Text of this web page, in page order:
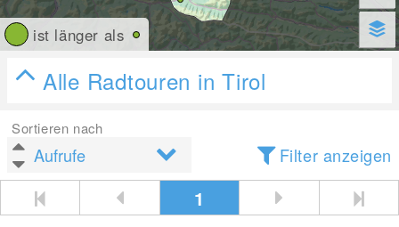
ist länger als
Alle Radtouren in Tirol
Sortieren nach
Filter anzeigen
1